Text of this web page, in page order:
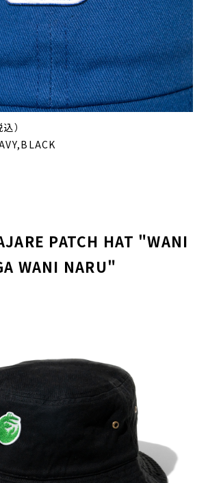
）
PATCH HAT "WANI
WANI NARU"